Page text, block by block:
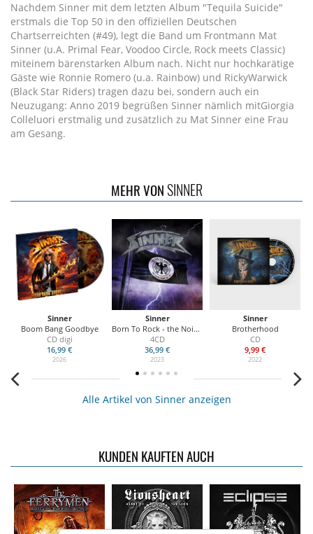
Nachdem Sinner mit dem letzten Album "Tequila Suicide"
erstmals die Top 50 in den offiziellen Deutschen
Chartserreichten (#49), legt die Band um Frontmann Mat
Sinner (u.A. Primal Fear, Voodoo Circle, Rock meets Classic)
miteinem bärenstarken Album nach. Nicht nur hochkarätige
Gäste wie Ronnie Romero (u.a. Rainbow) und RickyWarwick
(Black Star Riders) tragen dazu bei, sondern auch ein
Neuzugang: Anno 2019 begrüßen Sinner nämlich mitGiorgia
Colleluori erstmalig und zusätzlich zu Mat Sinner eine Frau
am Gesang.
MEHR VONSINNER
Sinner
Boom Bang Goodbye
CD digi
16,99 €
2026
Sinner
Born To Rock - the Noise Years
4CD
36,99 €
2023
Sinner
Brotherhood
CD
9,99 €
2022
Alle Artikel von Sinner anzeigen
KUNDEN KAUFTEN AUCH